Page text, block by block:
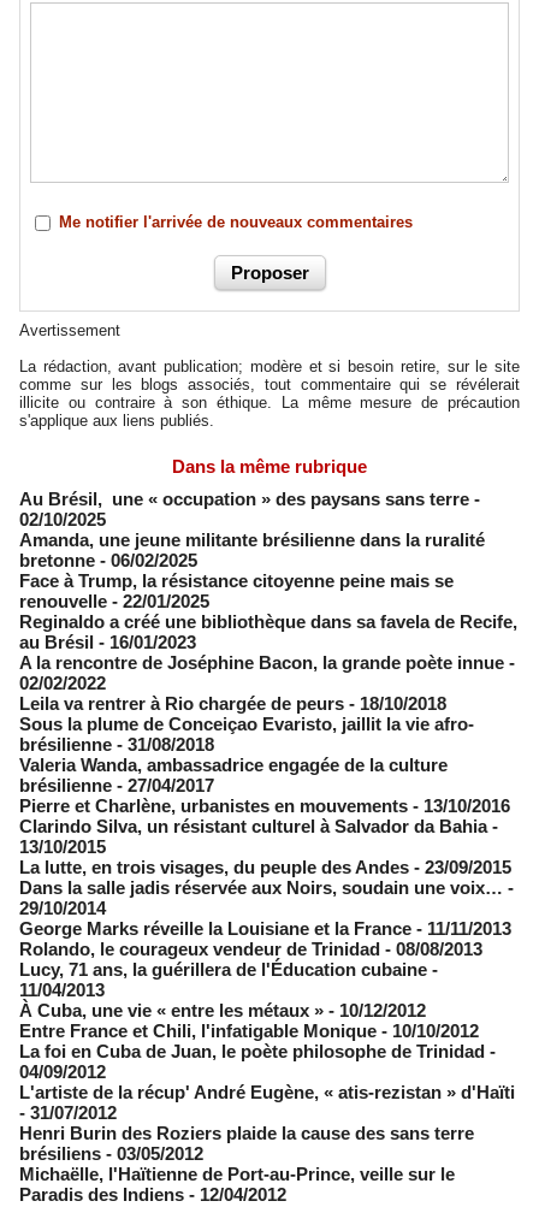
Me notifier l'arrivée de nouveaux commentaires
Avertissement
La rédaction, avant publication; modère et si besoin retire, sur le site
comme sur les blogs associés, tout commentaire qui se révélerait
illicite ou contraire à son éthique. La même mesure de précaution
s'applique aux liens publiés.
Dans la même rubrique
Au Brésil, une « occupation » des paysans sans terre -
02/10/2025
Amanda, une jeune militante brésilienne ­dans la ruralité
bretonne - 06/02/2025
Face à Trump, la résistance citoyenne peine mais se
renouvelle - 22/01/2025
Reginaldo a créé une bibliothèque dans sa favela de Recife,
au Brésil - 16/01/2023
A la rencontre de Joséphine Bacon, la grande poète innue -
02/02/2022
Leila va rentrer à Rio chargée de peurs - 18/10/2018
Sous la plume de Conceiçao Evaristo, jaillit la vie afro-
brésilienne - 31/08/2018
Valeria Wanda, ambassadrice engagée de la culture
brésilienne - 27/04/2017
Pierre et Charlène, urbanistes en mouvements - 13/10/2016
Clarindo Silva, un résistant culturel à Salvador da Bahia -
13/10/2015
La lutte, en trois visages, du peuple des Andes - 23/09/2015
Dans la salle jadis réservée aux Noirs, soudain une voix… -
29/10/2014
George Marks réveille la Louisiane et la France - 11/11/2013
Rolando, le courageux vendeur de Trinidad - 08/08/2013
Lucy, 71 ans, la guérillera de l'Éducation cubaine -
11/04/2013
À Cuba, une vie « entre les métaux » - 10/12/2012
Entre France et Chili, l'infatigable Monique - 10/10/2012
La foi en Cuba de Juan, le poète philosophe de Trinidad -
04/09/2012
L'artiste de la récup' André Eugène, « atis-rezistan » d'Haïti
- 31/07/2012
Henri Burin des Roziers plaide la cause des sans terre
brésiliens - 03/05/2012
Michaëlle, l'Haïtienne de Port-au-Prince, veille sur le
Paradis des Indiens - 12/04/2012